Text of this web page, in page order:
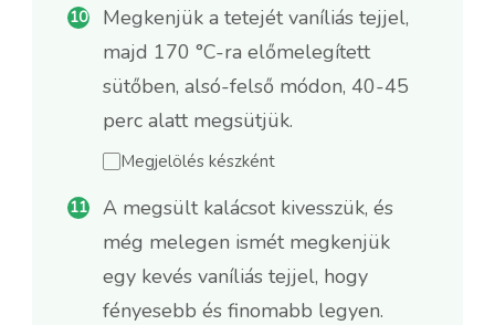
Megkenjük a tetejét vaníliás tejjel,
majd 170 °C-ra előmelegített
sütőben, alsó-felső módon, 40-45
perc alatt megsütjük.
Megjelölés készként
A megsült kalácsot kivesszük, és
még melegen ismét megkenjük
egy kevés vaníliás tejjel, hogy
fényesebb és finomabb legyen.